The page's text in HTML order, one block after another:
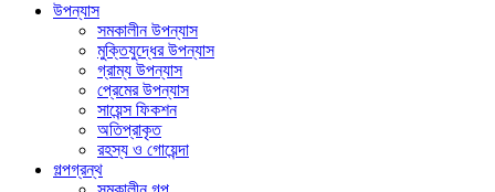
উপন্যাস
সমকালীন উপন্যাস
মুক্তিযুদ্ধের উপন্যাস
গ্রাম্য উপন্যাস
প্রেমের উপন্যাস
সায়েন্স ফিকশন
অতিপ্রাকৃত
রহস্য ও গোয়েন্দা
গল্পগ্রন্থ